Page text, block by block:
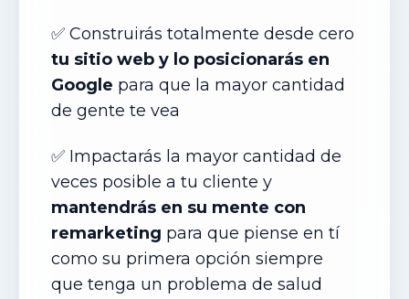
✅ Construirás totalmente desde cero
tu sitio web y lo posicionarás en
Google para que la mayor cantidad
de gente te vea
✅ Impactarás la mayor cantidad de
veces posible a tu cliente y
mantendrás en su mente con
remarketing para que piense en tí
como su primera opción siempre
que tenga un problema de salud